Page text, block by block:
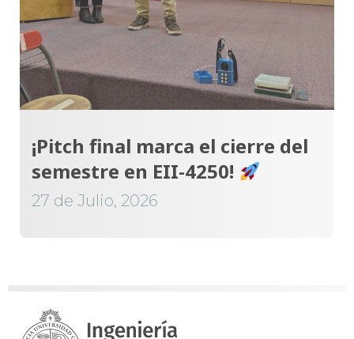
¡Pitch final marca el cierre del
semestre en EII-4250!
27 de Julio, 2026